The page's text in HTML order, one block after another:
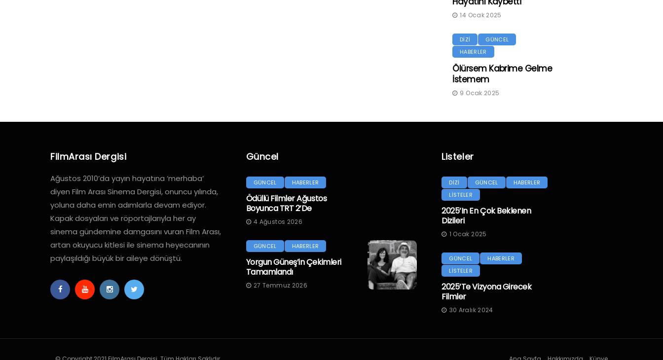
14 Ocak 2025
DİZİ
GÜNCEL
HABERLER
Ölürsem Kabrime Gelme
İstemem
9 Ocak 2025
FilmArası Dergisi
Ağustos 2010’da yayın hayatına ‘merhaba’
diyen Film Arası Sinema Dergisi, onuncu yılında,
yoluna daha emin adımlarla devam ediyor.
Kapak dosyaları ve röportajlarıyla her ay
sinema gündemine damgasını vuran Film Arası,
artan okuyucu kitlesi ile sinema heyecanının
paylaşıldığı büyük bir aileye dönüştü.
Güncel
GÜNCEL HABERLER
Ödüllü Filmler Ağustos
Boyunca TRT 2’de
4 Ağustos 2026
GÜNCEL HABERLER
Yorgun Güneş’in Çekimleri
Tamamlandı
27 Temmuz 2026
Listeler
DİZİ GÜNCEL
HABERLER
LİSTELER
2025’in En Çok Beklenen
Dizileri
1 Ocak 2025
GÜNCEL
HABERLER
LİSTELER
2025’te Vizyona Girecek
Filmler
30 Aralık 2024